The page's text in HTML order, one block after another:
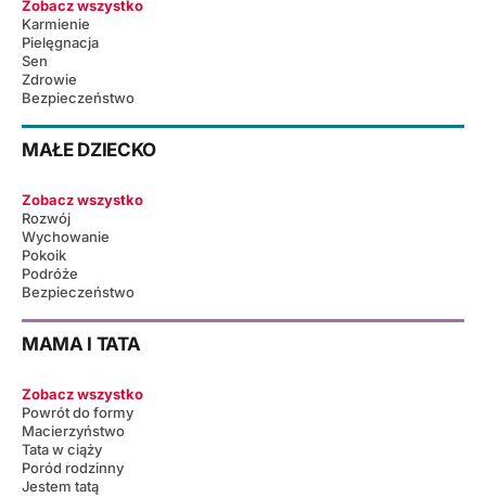
Zobacz wszystko
Karmienie
Pielęgnacja
Sen
Zdrowie
Bezpieczeństwo
MAŁE DZIECKO
Zobacz wszystko
Rozwój
Wychowanie
Pokoik
Podróże
Bezpieczeństwo
MAMA I TATA
Zobacz wszystko
Powrót do formy
Macierzyństwo
Tata w ciąży
Poród rodzinny
Jestem tatą